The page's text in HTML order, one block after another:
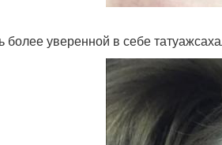
более уверенной в себе